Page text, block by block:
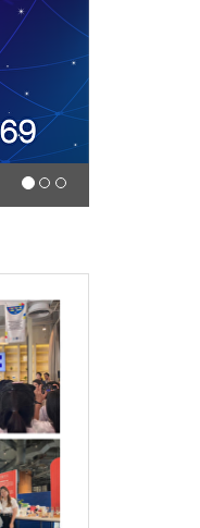
คณะวิทยาศาสตร์และเท